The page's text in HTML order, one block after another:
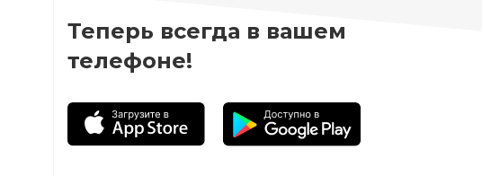
Теперь всегда в вашем
телефоне!